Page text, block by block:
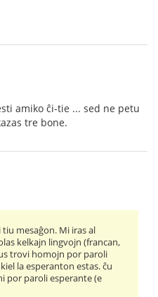
amiko ĉi-tie ... sed ne petu
tre bone.
mesaĝon. Mi iras al
kelkajn lingvojn (francan,
trovi homojn por paroli
la esperanton estas. ĉu
por paroli esperante (e